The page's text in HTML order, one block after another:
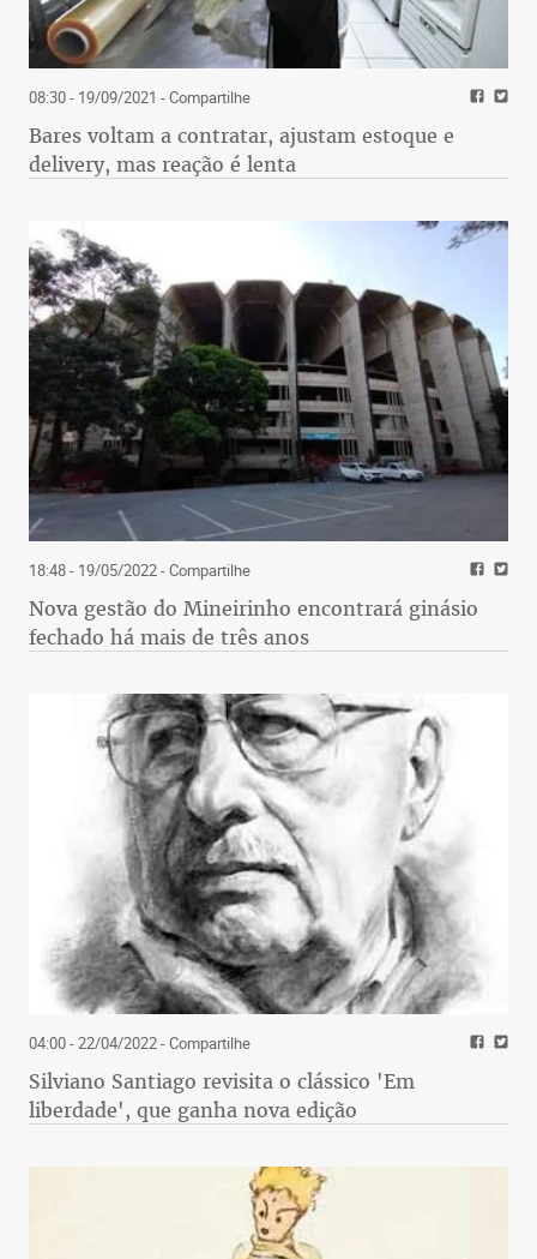
08:30 - 19/09/2021 - Compartilhe
Bares voltam a contratar, ajustam estoque e
delivery, mas reação é lenta
18:48 - 19/05/2022- Compartilhe
Nova gestão do Mineirinho encontrará ginásio
fechado há mais de três anos
04:00 - 22/04/2022- Compartilhe
Silviano Santiago revisita o clássico 'Em
liberdade', que ganha nova edição